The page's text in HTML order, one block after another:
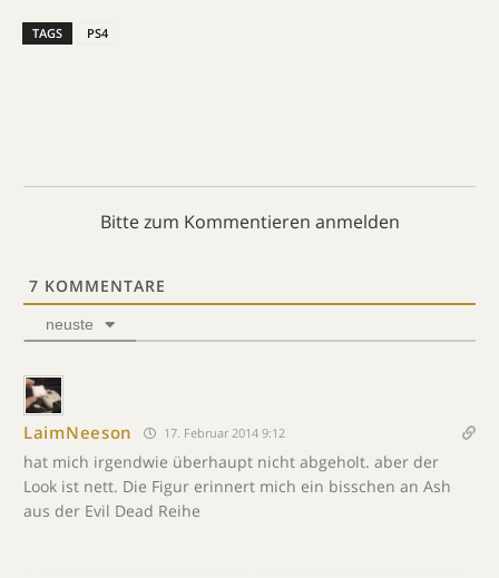
TAGS PS4
Bitte zum Kommentieren anmelden
7 KOMMENTARE
neuste
LaimNeeson 17. Februar 2014 9:12
hat mich irgendwie überhaupt nicht abgeholt. aber der
Look ist nett. Die Figur erinnert mich ein bisschen an Ash
aus der Evil Dead Reihe